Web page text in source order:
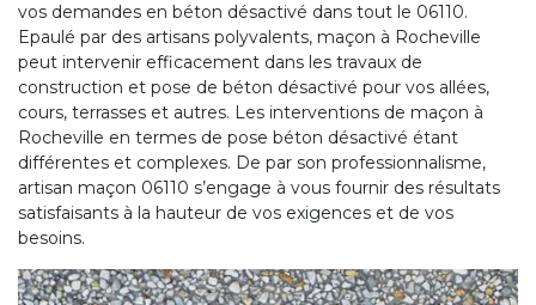
vos demandes en béton désactivé dans tout le 06110.
Epaulé par des artisans polyvalents, maçon à Rocheville
peut intervenir efficacement dans les travaux de
construction et pose de béton désactivé pour vos allées,
cours, terrasses et autres. Les interventions de maçon à
Rocheville en termes de pose béton désactivé étant
différentes et complexes. De par son professionnalisme,
artisan maçon 06110 s’engage à vous fournir des résultats
satisfaisants à la hauteur de vos exigences et de vos
besoins.